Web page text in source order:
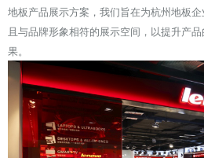
地板产品展示方案，我们旨在为杭州地板
且与品牌形象相符的展示空间，以提升产
果。